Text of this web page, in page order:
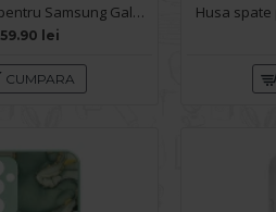
Husa spate pentru Samsung Galaxy A34 5G KIP Case - Negru
59.90 lei
CUMPARA